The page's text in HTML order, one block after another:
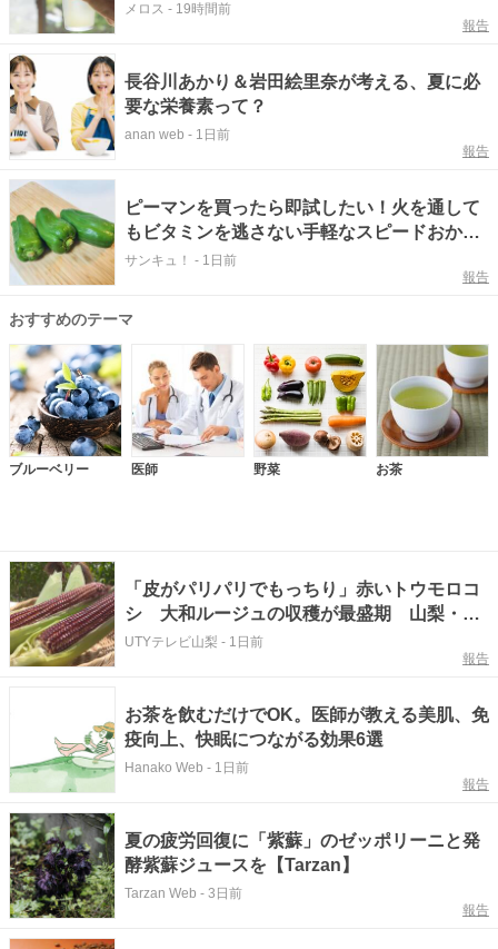
メロス - 19時間前
報告
長谷川あかり＆岩田絵里奈が考える、夏に必
要な栄養素って？
anan web - 1日前
報告
ピーマンを買ったら即試したい！火を通して
もビタミンを逃さない手軽なスピードおかず
レシピ
サンキュ！ - 1日前
報告
おすすめのテーマ
ブルーベリー 医師 野菜 お茶
「皮がパリパリでもっちり」赤いトウモロコ
シ 大和ルージュの収穫が最盛期 山梨・都
留市
UTYテレビ山梨 - 1日前
報告
お茶を飲むだけでOK。医師が教える美肌、免
疫向上、快眠につながる効果6選
Hanako Web - 1日前
報告
夏の疲労回復に「紫蘇」のゼッポリーニと発
酵紫蘇ジュースを【Tarzan】
Tarzan Web - 3日前
報告